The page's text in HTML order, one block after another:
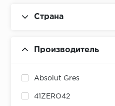
Страна
Производитель
Absolut Gres
41ZERO42